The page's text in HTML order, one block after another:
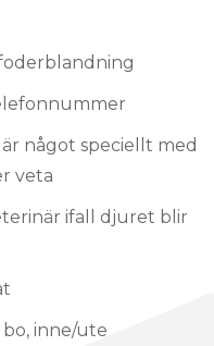
något speciellt med
veta
ifall djuret blir
inne/ute